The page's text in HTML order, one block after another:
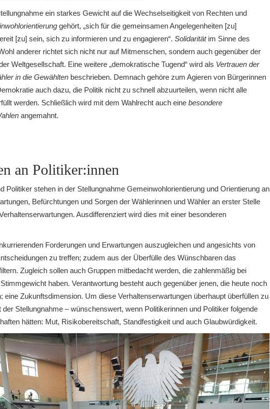
ein starkes Gewicht auf die Wechselseitigkeit von Rechten und
gehört, „sich für die gemeinsamen Angelegenheiten [zu]
[zu] sein, sich zu informieren und zu engagieren“. Solidarität im Sinne des
anderer richtet sich nicht nur auf Mitmenschen, sondern auch gegenüber der
Weltgesellschaft. Eine weitere „demokratische Tugend“ wird als Vertrauen der
in die Gewählten beschrieben. Demnach gehöre zum Agieren von Bürgerinnen
auch dazu, die Politik nicht zu schnell abzuurteilen, wenn nicht alle
werden. Schließlich wird mit dem Wahlrecht auch eine besondere
angemahnt.
an Politiker:innen
Politiker stehen in der Stellungnahme Gemeinwohlorientierung und Orientierung an
Befürchtungen und Sorgen der Wählerinnen und Wähler an erster Stelle
Ausdifferenziert wird dies mit einer besonderen
Forderungen und Erwartungen auszugleichen und angesichts von
zu treffen; zudem aus der Überfülle des Wünschbaren das
Zugleich sollen auch Gruppen mitbedacht werden, die zahlenmäßig bei
haben. Verantwortung besteht auch gegenüber jenen, die heute noch
eine Zukunftsdimension. Um diese Verhaltenserwartungen überhaupt überfüllen zu
der Stellungnahme – wünschenswert, wenn Politikerinnen und Politiker folgende
hätten: Mut, Risikobereitschaft, Standfestigkeit und auch Glaubwürdigkeit.